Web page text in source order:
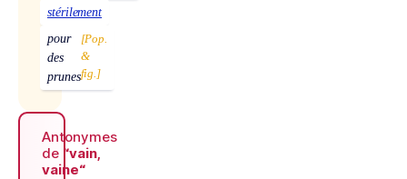
stérilement
pour
des
prunes
[Pop.
&
fig.]
Antonymes
de “vain,
vaine“